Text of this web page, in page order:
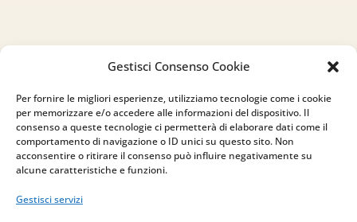
Gestisci Consenso Cookie
Per fornire le migliori esperienze, utilizziamo tecnologie come i cookie
per memorizzare e/o accedere alle informazioni del dispositivo. Il
consenso a queste tecnologie ci permetterà di elaborare dati come il
comportamento di navigazione o ID unici su questo sito. Non
acconsentire o ritirare il consenso può influire negativamente su
alcune caratteristiche e funzioni.
Gestisci servizi
Indirizzo
via Sant’Alessio, 5
83030 Venticano (AV)
Email